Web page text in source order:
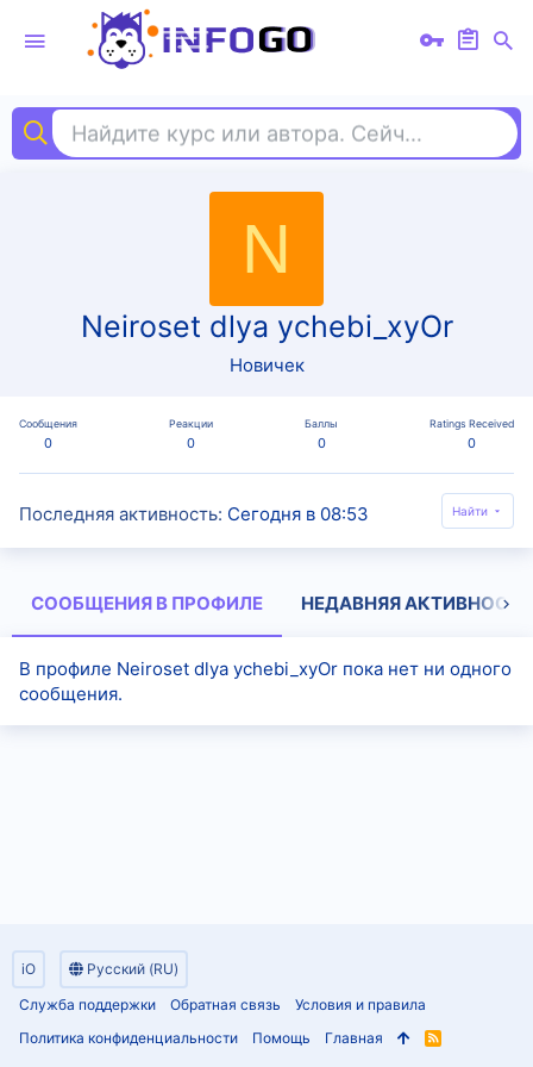
Найдите курс или автора. Сейчас ищут
N
Neiroset dlya ychebi_xyOr
Новичек
Сообщения
0
Реакции
0
Баллы
0
Ratings Received
0
Последняя активность Сегодня в 08:53 Найти
СООБЩЕНИЯ В ПРОФИЛЕ НЕДАВНЯЯ АКТИВНОСТЬ
В профиле Neiroset dlya ychebi_xyOr пока нет ни одного
сообщения.
iO
Русский (RU)
Служба поддержки
Обратная связь
Условия и правила
Политика конфиденциальности
Помощь Главная
R